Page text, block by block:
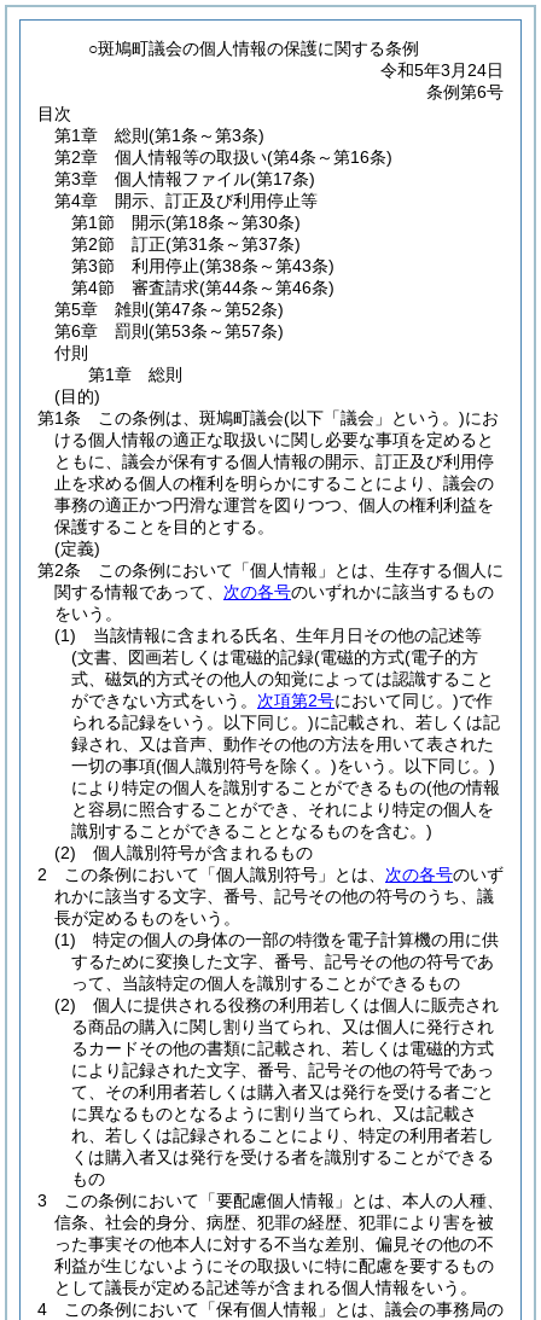
○斑鳩町議会の個人情報の保護に関する条例
令和5年3月24日
条例第6号
目次
第1章
総則 (第1条～第3条)
第2章
個人情報等の取扱い(第4条～第16条)
第3章
個人情報ファイル(第17条)
第4章
開示、訂正及び利用停止等
第1節
開示(第18条～第30条)
第2節
訂正(第31条～第37条)
第3節
利用停止(第38条～第43条)
第4節
審査請求(第44条～第46条)
第5章
雑則 (第47条～第52条)
第6章
罰則 (第53条～第57条)
付則
第1章
総則
(目的)
第1条
この条例は、斑鳩町議会(以下「議会」という。)にお
ける個人情報の適正な取扱いに関し必要な事項を定めると
ともに、議会が保有する個人情報の開示、訂正及び利用停
止を求める個人の権利を明らかにすることにより、議会の
事務の適正かつ円滑な運営を図りつつ、個人の権利利益を
保護することを目的とする。
(定義)
第2条
この条例において「個人情報」とは、生存する個人に
関する情報であって、 次の各号のいずれかに該当するもの
をいう。
(1)
当該情報に含まれる氏名、生年月日その他の記述等
(文書、図画若しくは電磁的記録(電磁的方式(電子的方
式、磁気的方式その他人の知覚によっては認識すること
ができない方式をいう。 次項第2号において同じ。)で作
られる記録をいう。以下同じ。)に記載され、若しくは記
録され、又は音声、動作その他の方法を用いて表された
一切の事項(個人識別符号を除く。)をいう。以下同じ。)
により特定の個人を識別することができるもの(他の情報
と容易に照合することができ、それにより特定の個人を
識別することができることとなるものを含む。)
(2)
個人識別符号が含まれるもの
2
この条例において「個人識別符号」とは、 次の各号のいず
れかに該当する文字、番号、記号その他の符号のうち、議
長が定めるものをいう。
(1)
特定の個人の身体の一部の特徴を電子計算機の用に供
するために変換した文字、番号、記号その他の符号であ
って、当該特定の個人を識別することができるもの
(2)
個人に提供される役務の利用若しくは個人に販売され
る商品の購入に関し割り当てられ、又は個人に発行され
るカードその他の書類に記載され、若しくは電磁的方式
により記録された文字、番号、記号その他の符号であっ
て、その利用者若しくは購入者又は発行を受ける者ごと
に異なるものとなるように割り当てられ、又は記載さ
れ、若しくは記録されることにより、特定の利用者若し
くは購入者又は発行を受ける者を識別することができる
もの
3
この条例において「要配慮個人情報」とは、本人の人種、
信条、社会的身分、病歴、犯罪の経歴、犯罪により害を被
った事実その他本人に対する不当な差別、偏見その他の不
利益が生じないようにその取扱いに特に配慮を要するもの
として議長が定める記述等が含まれる個人情報をいう。
4
この条例において「保有個人情報」とは、議会の事務局の